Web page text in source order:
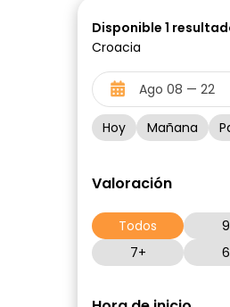
Disponible 1
Croacia
Hoy Mañana
Valoración
Todos
7+